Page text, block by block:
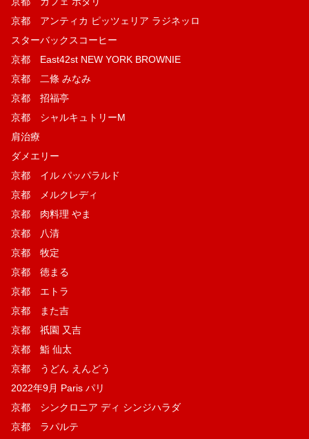
京都 アンティカ ピッツェリア ラジネッロ
スターバックスコーヒー
京都 East42st NEW YORK BROWNIE
京都 二條 みなみ
京都 招福亭
京都 シャルキュトリーM
肩治療
ダメエリー
京都 イル パッパラルド
京都 メルクレディ
京都 肉料理 やま
京都 八清
京都 牧定
京都 徳まる
京都 エトラ
京都 また吉
京都 祇園 又吉
京都 鮨 仙太
京都 うどん えんどう
2022年9月 Paris パリ
京都 シンクロニア ディ シンジハラダ
京都 ラパルテ